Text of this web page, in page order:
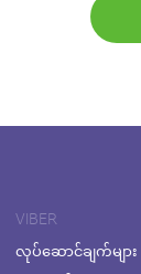
VIBER
လုပ်ဆောင်ချက်များ